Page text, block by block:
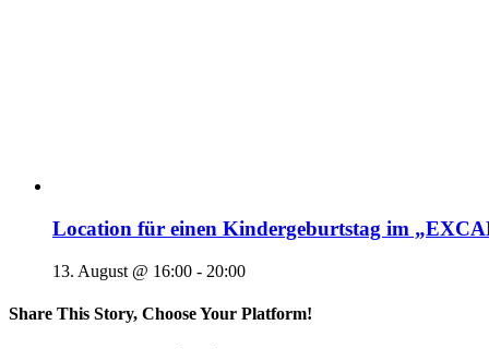
Location für einen Kindergeburtstag im
13. August @ 16:00 - 20:00
Share This Story, Choose Your Platform!